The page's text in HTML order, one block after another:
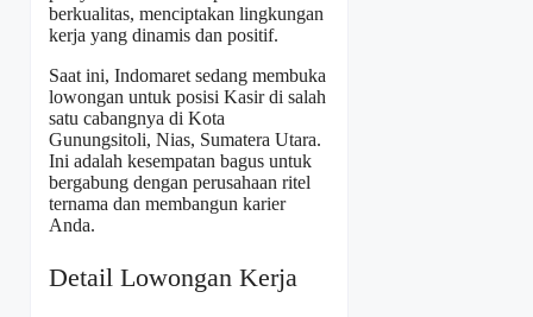
berkualitas, menciptakan lingkungan
kerja yang dinamis dan positif.
Saat ini, Indomaret sedang membuka
lowongan untuk posisi Kasir di salah
satu cabangnya di Kota
Gunungsitoli, Nias, Sumatera Utara.
Ini adalah kesempatan bagus untuk
bergabung dengan perusahaan ritel
ternama dan membangun karier
Anda.
Detail Lowongan Kerja